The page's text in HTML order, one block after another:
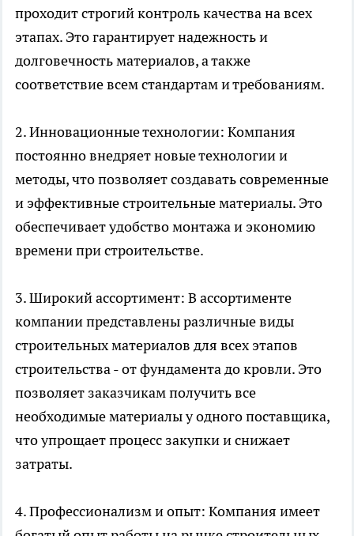
проходит строгий контроль качества на всех
этапах. Это гарантирует надежность и
долговечность материалов, а также
соответствие всем стандартам и требованиям.
2. Инновационные технологии: Компания
постоянно внедряет новые технологии и
методы, что позволяет создавать современные
и эффективные строительные материалы. Это
обеспечивает удобство монтажа и экономию
времени при строительстве.
3. Широкий ассортимент: В ассортименте
компании представлены различные виды
строительных материалов для всех этапов
строительства - от фундамента до кровли. Это
позволяет заказчикам получить все
необходимые материалы у одного поставщика,
что упрощает процесс закупки и снижает
затраты.
4. Профессионализм и опыт: Компания имеет